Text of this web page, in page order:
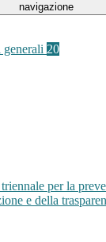
navigazione
20
per la
e della